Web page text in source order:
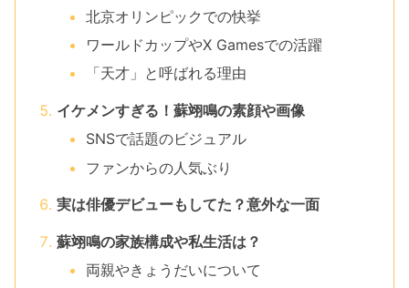
北京オリンピックでの快挙
ワールドカップやX Gamesでの活躍
「天才」と呼ばれる理由
イケメンすぎる！蘇翊鳴の素顔や画像
SNSで話題のビジュアル
ファンからの人気ぶり
実は俳優デビューもしてた？意外な一面
蘇翊鳴の家族構成や私生活は？
両親やきょうだいについて